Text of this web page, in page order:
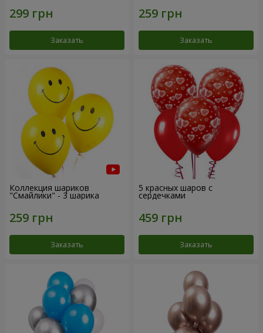
Заказать Заказать
Коллекция шариков
"Смайлики" - 3 шарика
Заказать
5 красных шаров с
сердечками
Заказать